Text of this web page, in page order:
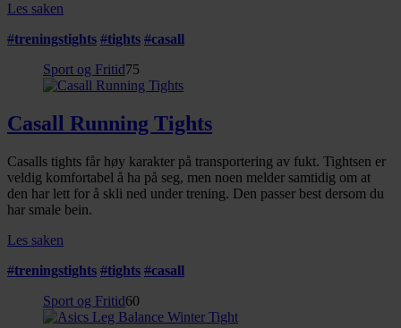
Les saken
#treningstights #tights #casall
Sport og Fritid75
Casall Running Tights
Casalls tights får høy karakter på transportering av fukt. Tightsen er
veldig komfortabel å ha på seg, men noen melder samtidig om at
den har lett for å skli ned under trening. Den passer best dersom du
har smale bein.
Les saken
#treningstights #tights #casall
Sport og Fritid60